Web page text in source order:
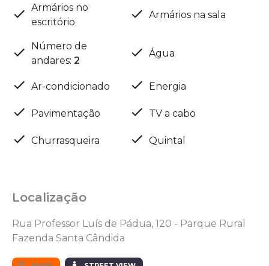
Armários no
escritório
Armários na sala
Número de
andares: 2
Água
Ar-condicionado Energia
Pavimentação TV a cabo
Churrasqueira Quintal
Localização
Rua Professor Luís de Pádua, 120 - Parque Rural
Fazenda Santa Cândida